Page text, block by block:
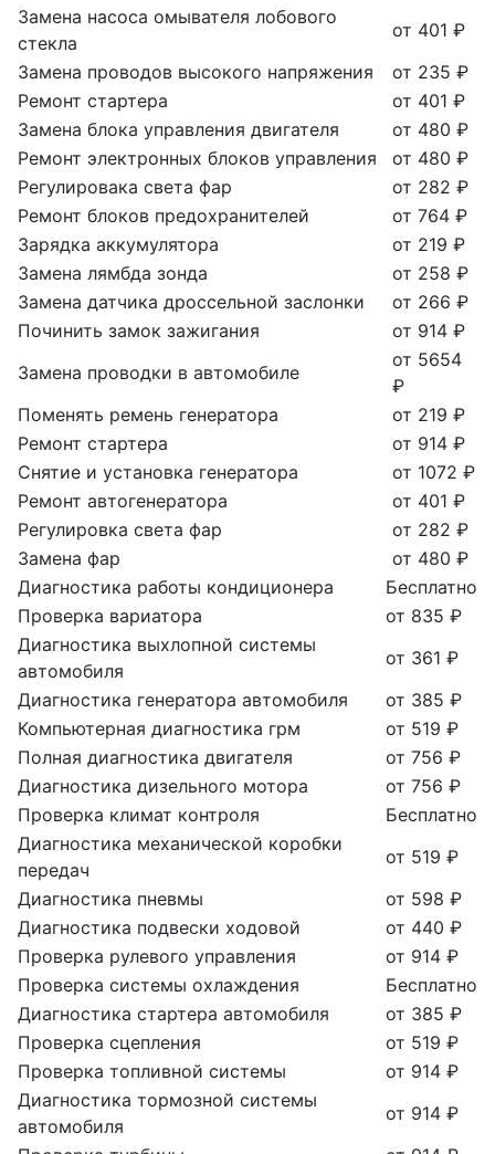
Замена насоса омывателя лобового
стекла
от 401 ₽
Замена проводов высокого напряжения
от 235 ₽
Ремонт стартера
от 401 ₽
Замена блока управления двигателя
от 480 ₽
Ремонт электронных блоков управления
от 480 ₽
Регулировака света фар
от 282 ₽
Ремонт блоков предохранителей
от 764 ₽
Зарядка аккумулятора
от 219 ₽
Замена лямбда зонда
от 258 ₽
Замена датчика дроссельной заслонки
от 266 ₽
Починить замок зажигания
от 914 ₽
Замена проводки в автомобиле
от 5654
₽
Поменять ремень генератора
от 219 ₽
Ремонт стартера
от 914 ₽
Снятие и установка генератора
от 1072 ₽
Ремонт автогенератора
от 401 ₽
Регулировка света фар
от 282 ₽
Замена фар
от 480 ₽
Диагностика работы кондиционера
Бесплатно
Проверка вариатора
от 835 ₽
Диагностика выхлопной системы
автомобиля
от 361 ₽
Диагностика генератора автомобиля
от 385 ₽
Компьютерная диагностика грм
от 519 ₽
Полная диагностика двигателя
от 756 ₽
Диагностика дизельного мотора
от 756 ₽
Проверка климат контроля
Бесплатно
Диагностика механической коробки
передач
от 519 ₽
Диагностика пневмы
от 598 ₽
Диагностика подвески ходовой
от 440 ₽
Проверка рулевого управления
от 914 ₽
Проверка системы охлаждения
Бесплатно
Диагностика стартера автомобиля
от 385 ₽
Проверка сцепления
от 519 ₽
Проверка топливной системы
от 914 ₽
Диагностика тормозной системы
автомобиля
от 914 ₽